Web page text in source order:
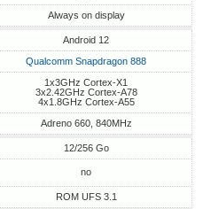
Always on display
Android 12
Qualcomm Snapdragon 888
1x3GHz Cortex-X1
3x2.42GHz Cortex-A78
4x1.8GHz Cortex-A55
Adreno 660, 840MHz
12/256 Go
no
ROM UFS 3.1